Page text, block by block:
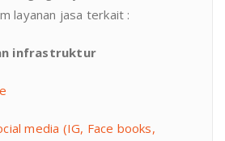
layanan jasa terkait :
infrastruktur
media (IG, Face books,